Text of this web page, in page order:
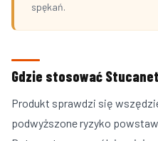
spękań.
Gdzie stosować
Produkt sprawdzi się
podwyższone ryzyko